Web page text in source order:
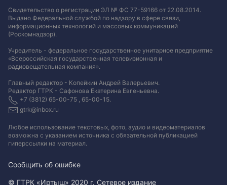
Свидетельство о регистрации ЭЛ № ФС 77-59166 от 22.08.2014.
Выдано Федеральной службой по надзору в сфере связи,
информационных технологий и массовых коммуникаций
(Роскомнадзор).
Учредитель - федеральное государственное унитарное предприятие
«Всероссийская государственная телевизионная и
радиовещательная компания».
Главный редактор - Копейкин Андрей Валерьевич.
Редактор ГТРК - Сафонова Екатерина Евгеньевна.
+7 (3812) 65-00-75 , 65-00-15.
gtrk@inbox.ru
Любое использование текстовых, фото, аудио и видеоматериалов
возможна с указанием источника с обязательной публикацией
гиперссылки на материал.
Сообщить об ошибке
© ГТРК «Иртыш» 2020 г. Сетевое издание